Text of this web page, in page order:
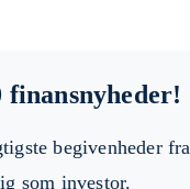
begivenheder
som investor.